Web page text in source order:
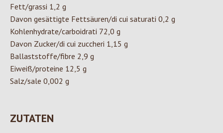
Fett/grassi 1,2 g
Davon gesättigte Fettsäuren/di cui saturati 0,2 g
Kohlenhydrate/carboidrati 72,0 g
Davon Zucker/di cui zuccheri 1,15 g
Ballaststoffe/fibre 2,9 g
Eiweiß/proteine 12,5 g
Salz/sale 0,002 g
ZUTATEN